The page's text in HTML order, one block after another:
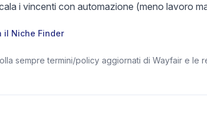
i vincenti con automazione (meno lavoro
il Niche Finder
sempre termini/policy aggiornati di Wayfair e le